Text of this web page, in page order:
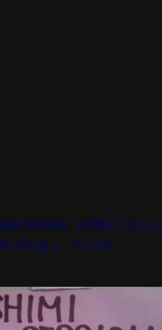
SESSION 」を拝見してきまし
し付けあう、３人デス。